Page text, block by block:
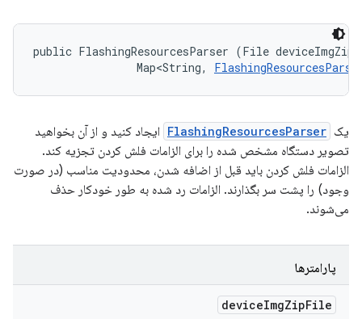
public FlashingResourcesParser (File
                Map<String,
یک FlashingResourcesParser ایجاد کنید و از آن بخواهید
تصویر دستگاه مشخص شده را برای الزامات فلش کردن تجزیه کند.
الزامات فلش کردن باید قبل از اضافه شدن، محدودیت مناسب (در صورت
وجود) را پشت سر بگذارند. الزامات رد شده به طور خودکار حذف
می‌شوند.
پارامترها
deviceImgZipFile